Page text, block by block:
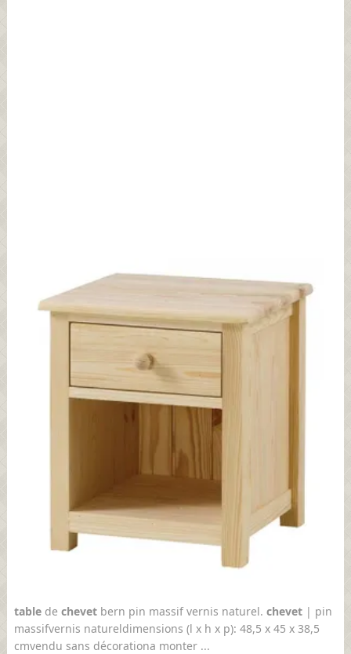
tablede chevetbern pin massif vernis naturel. chevet| pin
massifvernis natureldimensions (l x h x p): 48,5 x 45 x 38,5
cmvendu sans décorationa monter ...